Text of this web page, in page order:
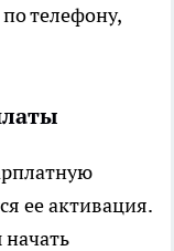
телефону,
ее активация.